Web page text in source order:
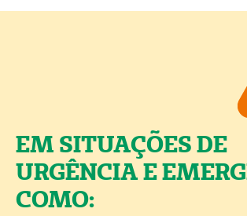
EM SITUAÇÕES DE
URGÊNCIA E
COMO: